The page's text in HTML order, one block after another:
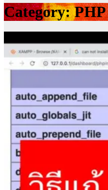
Category:PHP